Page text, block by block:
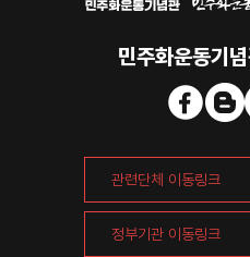
민주화운동기